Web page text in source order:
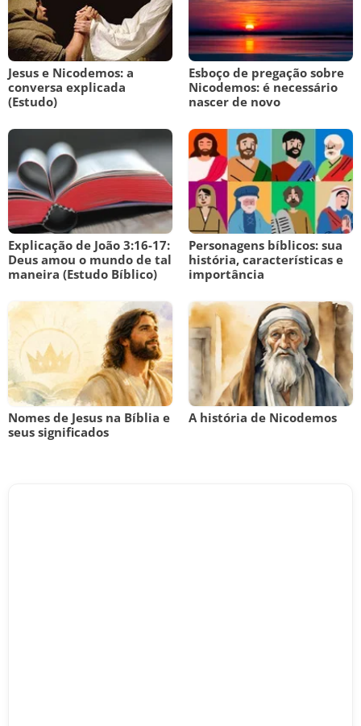
Jesus e Nicodemos: a
conversa explicada
(Estudo)
Esboço de pregação sobre
Nicodemos: é necessário
nascer de novo
Explicação de João 3:16-17:
Deus amou o mundo de tal
maneira (Estudo Bíblico)
Personagens bíblicos: sua
história, características e
importância
Nomes de Jesus na Bíblia e
seus significados
A história de Nicodemos